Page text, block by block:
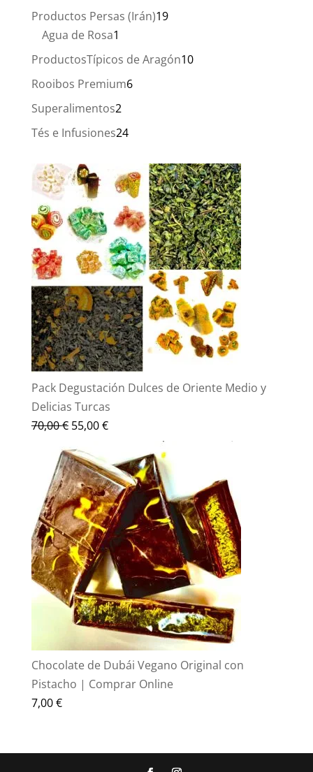
productos
Productos Persas (Irán)1919
Agua de Rosa1
producto
ProductosTípicos de Aragón1010
Rooibos Premium66
Superalimentos22
productos
Tés e Infusiones2424
Pack Degustación Dulces de Oriente Medio y
Delicias Turcas
70,00€ El
original
era:
70,00 €.
55,00€El
actual
es:
55,00 €.
Chocolate de Dubái Vegano Original con
Pistacho | Comprar Online
7,00€